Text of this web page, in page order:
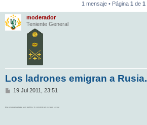
1 mensaje • Página 1 de 1
moderador
Teniente General
Los ladrones emigran a Rusia.
M
s
19 Jul 2011, 23:51
Una peluquera atrapa a un ladrón y lo convierte en esclavo sexual